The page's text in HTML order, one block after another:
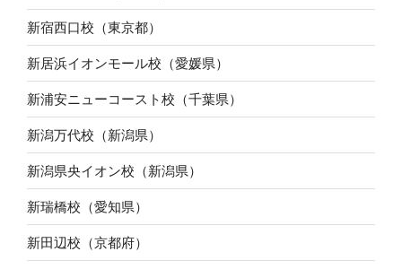
新宿西口校（東京都）
新居浜イオンモール校（愛媛県）
新浦安ニューコースト校（千葉県）
新潟万代校（新潟県）
新潟県央イオン校（新潟県）
新瑞橋校（愛知県）
新田辺校（京都府）